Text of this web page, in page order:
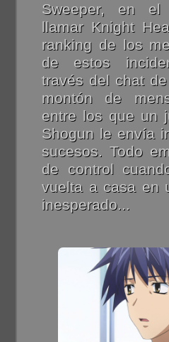
Sweeper, en
llamar Knight
ranking de los
de estos
través del chat
montón de
entre los que un
Shogun le envía
sucesos. Todo
de control
vuelta a casa en
inesperado...